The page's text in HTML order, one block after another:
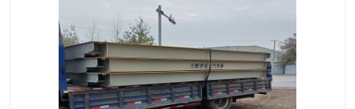
装载机电子秤
半自动输送机 全自动输送机